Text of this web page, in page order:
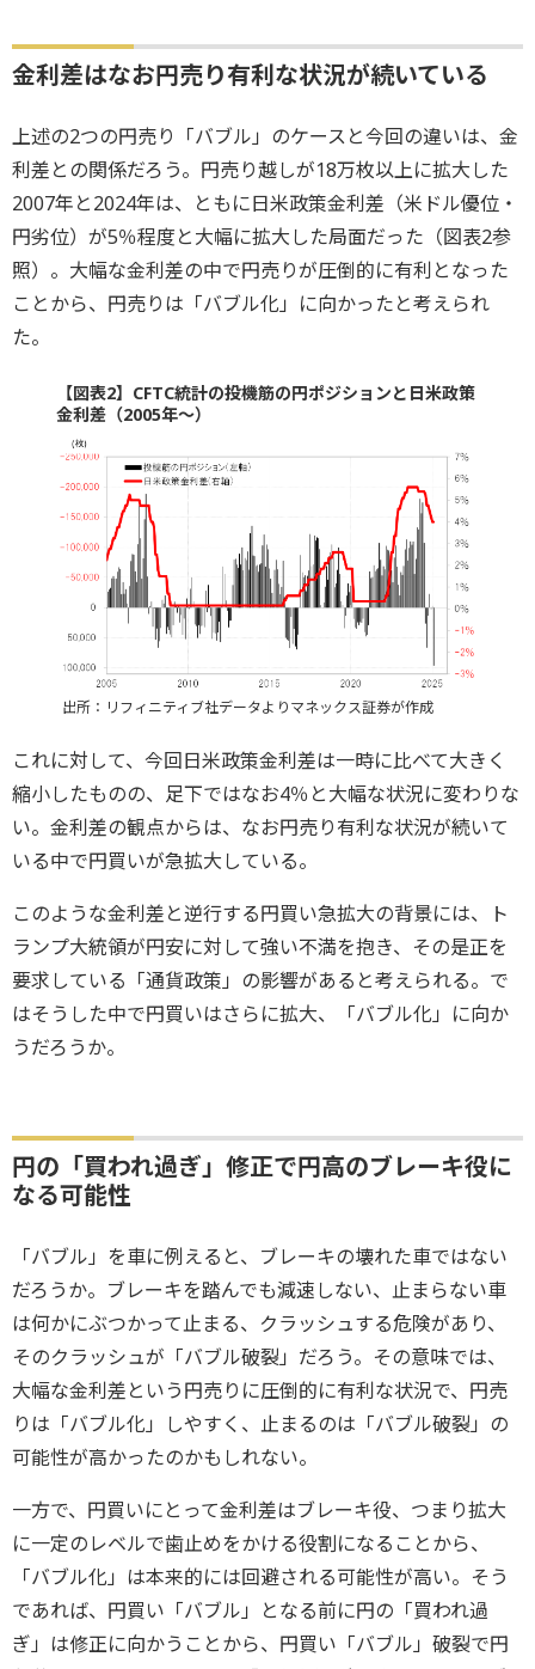
金利差はなお円売り有利な状況が続いている
上述の2つの円売り「バブル」のケースと今回の違いは、金
利差との関係だろう。円売り越しが18万枚以上に拡大した
2007年と2024年は、ともに日米政策金利差（米ドル優位・
円劣位）が5％程度と大幅に拡大した局面だった（図表2参
照）。大幅な金利差の中で円売りが圧倒的に有利となった
ことから、円売りは「バブル化」に向かったと考えられ
た。
【図表2】CFTC統計の投機筋の円ポジションと日米政策
金利差（2005年～）
出所：リフィニティブ社データよりマネックス証券が作成
これに対して、今回日米政策金利差は一時に比べて大きく
縮小したものの、足下ではなお4％と大幅な状況に変わりな
い。金利差の観点からは、なお円売り有利な状況が続いて
いる中で円買いが急拡大している。
このような金利差と逆行する円買い急拡大の背景には、ト
ランプ大統領が円安に対して強い不満を抱き、その是正を
要求している「通貨政策」の影響があると考えられる。で
はそうした中で円買いはさらに拡大、「バブル化」に向か
うだろうか。
円の「買われ過ぎ」修正で円高のブレーキ役に
なる可能性
「バブル」を車に例えると、ブレーキの壊れた車ではない
だろうか。ブレーキを踏んでも減速しない、止まらない車
は何かにぶつかって止まる、クラッシュする危険があり、
そのクラッシュが「バブル破裂」だろう。その意味では、
大幅な金利差という円売りに圧倒的に有利な状況で、円売
りは「バブル化」しやすく、止まるのは「バブル破裂」の
可能性が高かったのかもしれない。
一方で、円買いにとって金利差はブレーキ役、つまり拡大
に一定のレベルで歯止めをかける役割になることから、
「バブル化」は本来的には回避される可能性が高い。そう
であれば、円買い「バブル」となる前に円の「買われ過
ぎ」は修正に向かうことから、円買い「バブル」破裂で円